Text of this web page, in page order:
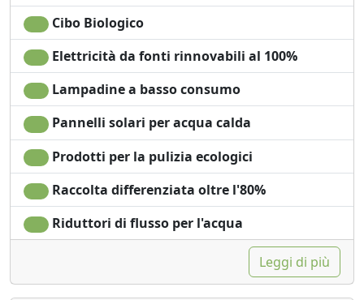
Cibo Biologico
Elettricità da fonti rinnovabili al 100%
Lampadine a basso consumo
Pannelli solari per acqua calda
Prodotti per la pulizia ecologici
Raccolta differenziata oltre l'80%
Riduttori di flusso per l'acqua
Leggi di più